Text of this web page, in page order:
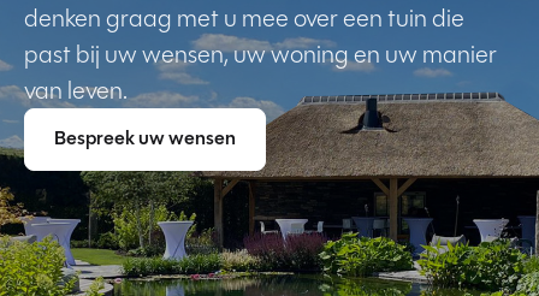
denken graag met u mee over een tuin die
past bij uw wensen, uw woning en uw manier
van leven.
Bespreek uw wensen